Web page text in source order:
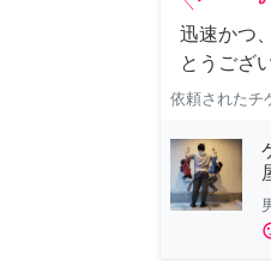
迅速かつ
とうござ
依頼されたチ